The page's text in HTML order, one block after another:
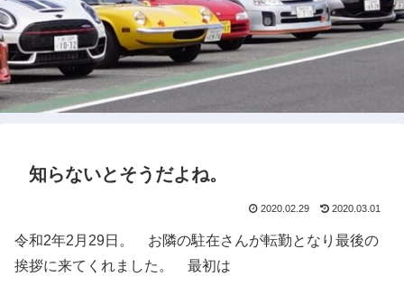
知らないとそうだよね。
2020.02.29 2020.03.01
令和2年2月29日。 お隣の駐在さんが転勤となり最後の
挨拶に来てくれました。 最初は